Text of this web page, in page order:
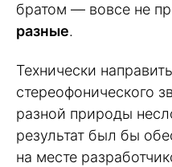
братом — вовсе не
разные.
Технически
стереофонического
разной природы
результат был бы
на месте